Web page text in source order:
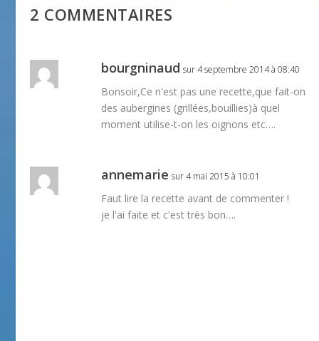
15 novembre 2012
2 COMMENTAIRES
bourgninaud sur 4 septembre 2014 à 08:40
Bonsoir,Ce n'est pas une recette,que fait-on
des aubergines (grillées,bouillies)à quel
moment utilise-t-on les oignons etc….
annemarie sur 4 mai 2015 à 10:01
Faut lire la recette avant de commenter !
je l'ai faite et c'est très bon….